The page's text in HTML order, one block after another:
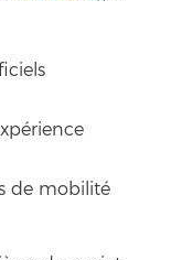
de mobilité